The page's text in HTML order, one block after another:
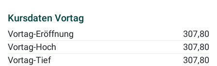
Kursdaten Vortag
Vortag-Eröffnung
307,80
Vortag-Hoch
307,80
Vortag-Tief
307,80